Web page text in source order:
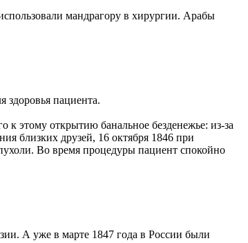
мандрагору в хирургии. Арабы
здоровья пациента.
к этому открытию банальное безденежье: из-за
близких друзей, 16 октября 1846 при
Во время процедуры пациент спокойно
А уже в марте 1847 года в России были